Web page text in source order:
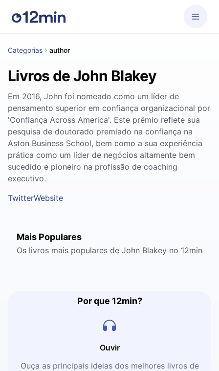
Categorias author
Livros de John Blakey
Em 2016, John foi nomeado como um líder de
pensamento superior em confiança organizacional por
'Confiança Across America'. Este prêmio reflete sua
pesquisa de doutorado premiado na confiança na
Aston Business School, bem como a sua experiência
prática como um líder de negócios altamente bem
sucedido e pioneiro na profissão de coaching
executivo.
TwitterWebsite
Mais Populares
Os livros mais populares de John Blakey no 12min
Por que 12min?
Ouvir
Ouça as principais ideias dos melhores livros de